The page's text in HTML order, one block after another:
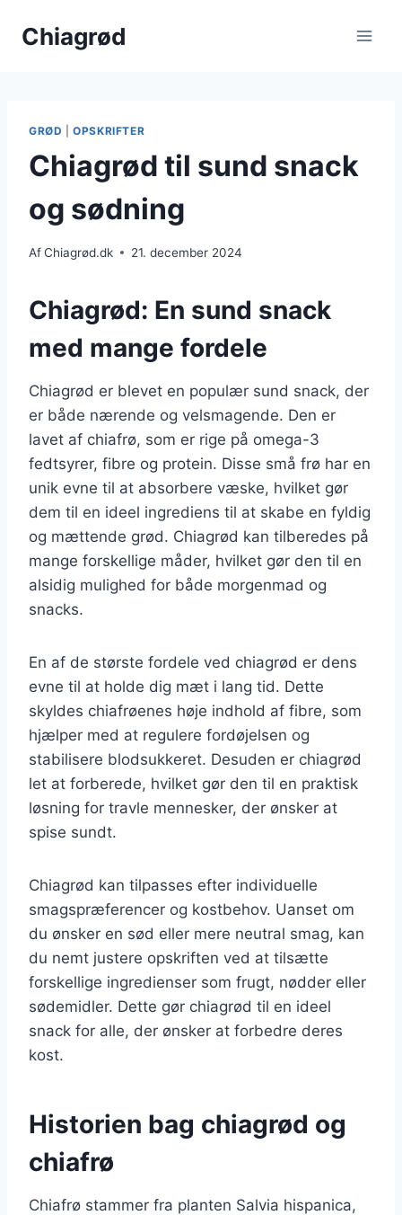
Chiagrød
GRØD |OPSKRIFTER
Chiagrød til sund snack
og sødning
AfChiagrød.dk 21. december 2024
Chiagrød: En sund snack
med mange fordele
Chiagrød er blevet en populær sund snack, der
er både nærende og velsmagende. Den er
lavet af chiafrø, som er rige på omega-3
fedtsyrer, fibre og protein. Disse små frø har en
unik evne til at absorbere væske, hvilket gør
dem til en ideel ingrediens til at skabe en fyldig
og mættende grød. Chiagrød kan tilberedes på
mange forskellige måder, hvilket gør den til en
alsidig mulighed for både morgenmad og
snacks.
En af de største fordele ved chiagrød er dens
evne til at holde dig mæt i lang tid. Dette
skyldes chiafrøenes høje indhold af fibre, som
hjælper med at regulere fordøjelsen og
stabilisere blodsukkeret. Desuden er chiagrød
let at forberede, hvilket gør den til en praktisk
løsning for travle mennesker, der ønsker at
spise sundt.
Chiagrød kan tilpasses efter individuelle
smagspræferencer og kostbehov. Uanset om
du ønsker en sød eller mere neutral smag, kan
du nemt justere opskriften ved at tilsætte
forskellige ingredienser som frugt, nødder eller
sødemidler. Dette gør chiagrød til en ideel
snack for alle, der ønsker at forbedre deres
kost.
Historien bag chiagrød og
chiafrø
Chiafrø stammer fra planten Salvia hispanica,